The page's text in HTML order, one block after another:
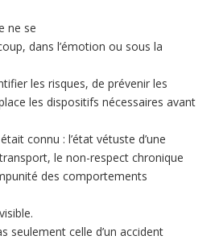
ne se
dans l’émotion ou sous la
les risques, de prévenir les
les dispositifs nécessaires avant
connu : l’état vétuste d’une
le non-respect chronique
des comportements
seulement celle d’un accident